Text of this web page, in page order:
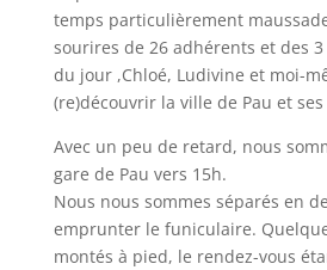
temps particulièrement
sourires de 26 adhérents et des
du jour ,Chloé, Ludivine et moi-
(re)découvrir la ville de Pau et
Avec un peu de retard, nous
gare de Pau vers 15h.
Nous nous sommes séparés en
emprunter le funiculaire.
montés à pied, le rendez-vous